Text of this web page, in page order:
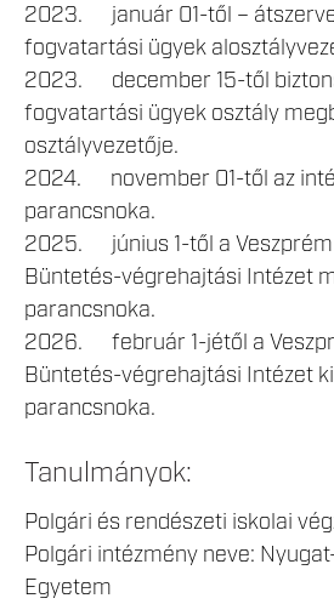
2023. január 01-től –
fogvatartási ügyek
2023. december 15-től
fogvatartási ügyek osztály
osztályvezetője.
2024. november 01-től az
parancsnoka.
2025. június 1-től a Veszprém
Büntetés-végrehajtási Intézet
parancsnoka.
2026. február 1-jétől a
Büntetés-végrehajtási Intézet
parancsnoka.
Tanulmányok:
Polgári és rendészeti iskolai
Polgári intézmény neve:
Egyetem